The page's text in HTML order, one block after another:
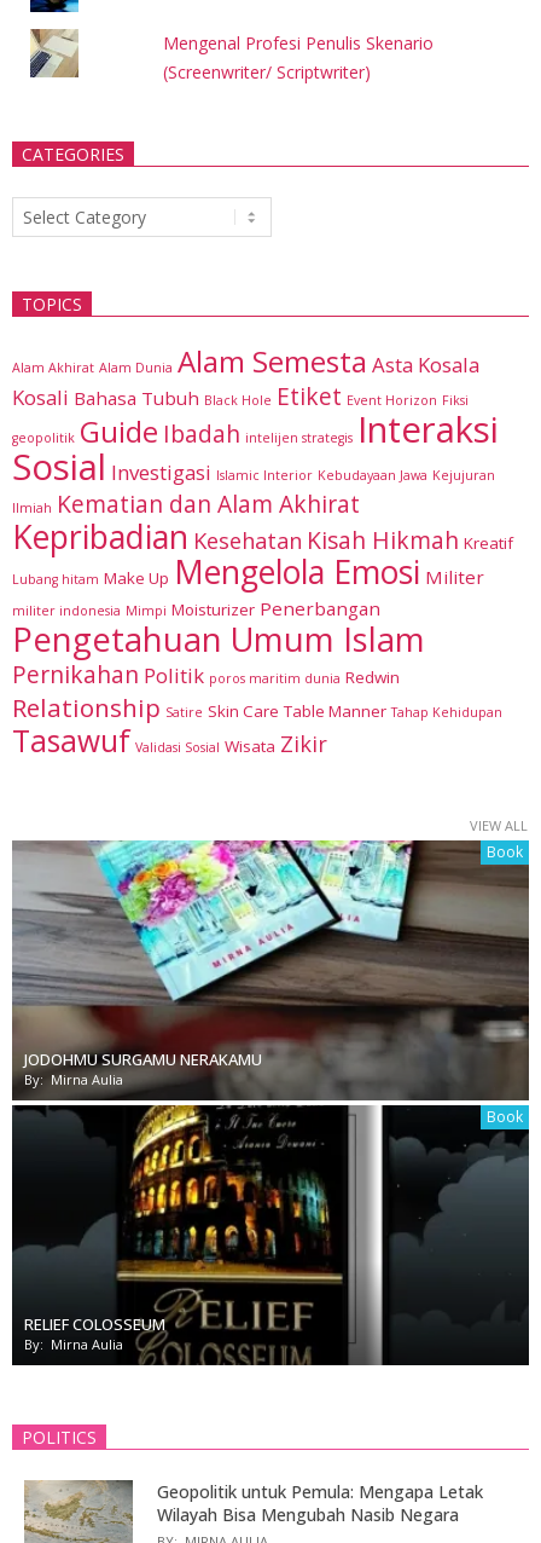
Mengenal Profesi Penulis Skenario
(Screenwriter/ Scriptwriter)
CATEGORIES
Categories
TOPICS
Alam Akhirat Alam Dunia Alam Semesta Asta Kosala
Kosali Bahasa Tubuh Black Hole Etiket Event Horizon Fiksi
geopolitik Guide Ibadah intelijen strategis Interaksi
Sosial Investigasi Islamic Interior Kebudayaan Jawa Kejujuran
Ilmiah Kematian dan Alam Akhirat
Kepribadian Kesehatan Kisah Hikmah Kreatif
Lubang hitam Make Up Mengelola Emosi Militer
militer indonesia Mimpi Moisturizer Penerbangan
Pengetahuan Umum Islam
Pernikahan Politik poros maritim dunia Redwin
Relationship Satire Skin Care Table Manner Tahap Kehidupan
Tasawuf Validasi Sosial Wisata Zikir
VIEW ALL
Book
JODOHMU SURGAMU NERAKAMU
By: Mirna Aulia
Book
RELIEF COLOSSEUM
By: Mirna Aulia
POLITICS
Geopolitik untuk Pemula: Mengapa Letak
Wilayah Bisa Mengubah Nasib Negara